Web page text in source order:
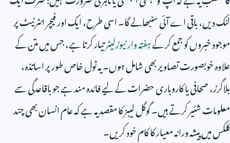
لنک دیں، باقی اے آئی سنبھالے گا۔ اسی طرح، ایک اور فیچر انٹرنیٹ پر
موجود خبروں کو جمع کر کےہفتہ وار نیوزلیٹرتیار کرتا ہے، جس میں متن کے
علاوہ خوبصورت تصاویر بھی شامل ہوں۔ یہ ٹول خاص طور پر اساتذہ،
بلاگرز، صحافی یا کاروباری حضرات کے لیے فائدہ مند ہے جو باقاعدگی سے
معلومات شئیر کرتے ہیں۔ گوگل لیبز کا مقصد یہ ہے کہ عام انسان بھی چند
کلکس میں پیشہ ورانہ معیار کا کام خود کریں۔